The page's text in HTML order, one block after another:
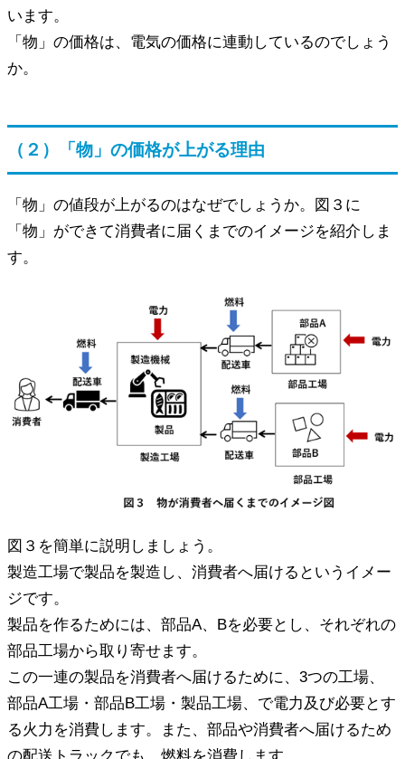
います。
「物」の価格は、電気の価格に連動しているのでしょう
か。
（２）「物」の価格が上がる理由
「物」の値段が上がるのはなぜでしょうか。図３に
「物」ができて消費者に届くまでのイメージを紹介しま
す。
図３を簡単に説明しましょう。
製造工場で製品を製造し、消費者へ届けるというイメー
ジです。
製品を作るためには、部品A、Bを必要とし、それぞれの
部品工場から取り寄せます。
この一連の製品を消費者へ届けるために、3つの工場、
部品A工場・部品B工場・製品工場、で電力及び必要とす
る火力を消費します。また、部品や消費者へ届けるため
の配送トラックでも、燃料を消費します。